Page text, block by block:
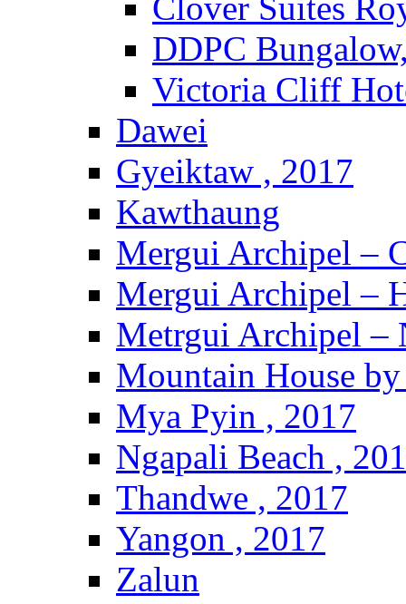
DDPC
Victoria Cliff
Dawei
Gyeiktaw , 2017
Kawthaung
Mergui Archipel –
Mergui Archipel –
Metrgui Archipel –
Mountain House
Mya Pyin , 2017
Ngapali Beach ,
Thandwe , 2017
Yangon , 2017
Zalun